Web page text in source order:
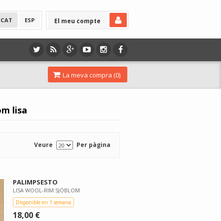
El meu compte
CAT ESP
La meva compra (0)
lisa
Veure Per pàgina
PALIMPSESTO
LISA WOOL-RIM SJÖBLOM
Disponible en 1 semana
18,00 €